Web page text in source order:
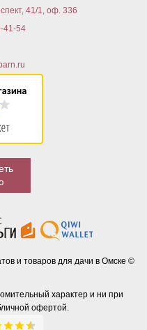
41/1, оф. 336
41-54
и товаров для дачи в Омске ©
характер и ни при
офертой.